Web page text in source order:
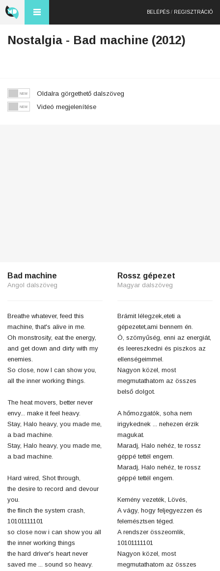
BELÉPÉS / REGISZTRÁCIÓ
Nostalgia - Bad machine (2012)
Oldalra görgethető dalszöveg
Videó megjelenítése
Bad machine
Angol dalszöveg
Breathe whatever, feed this
machine, that's alive in me.
Oh monstrosity, eat the energy,
and get down and dirty with my
enemies.
So close, now I can show you,
all the inner working things.
The heat movers, better never
envy... make it feel heavy.
Stay, Halo heavy, you made me,
a bad machine.
Stay, Halo heavy, you made me,
a bad machine.
Hard wired, Shot through,
the desire to record and devour
you.
the flinch the system crash,
10101111101
so close now i can show you all
the inner working things
the hard driver's heart never
saved me ... sound so heavy.
Rossz gépezet
Magyar dalszöveg
Brámit lélegzek,eteti a
gépezetet,ami bennem én.
Ó, szörnyűség, enni az energiát,
és leereszkedni és piszkos az
ellenségeimmel.
Nagyon közel, most
megmutathatom az összes
belső dolgot.
A hőmozgatók, soha nem
irigykednek ... nehezen érzik
magukat.
Maradj, Halo nehéz, te rossz
géppé tettél engem.
Maradj, Halo nehéz, te rossz
géppé tettél engem.
Kemény vezeték, Lövés,
A vágy, hogy feljegyezzen és
felemésztsen téged.
A rendszer összeomlik,
10101111101
Nagyon közel, most
megmutathatom az összes